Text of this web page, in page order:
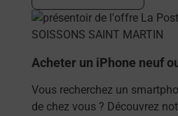
En savoir plus
Acheter un iPhone neuf
Vous recherchez un
de chez vous ? Découvrez